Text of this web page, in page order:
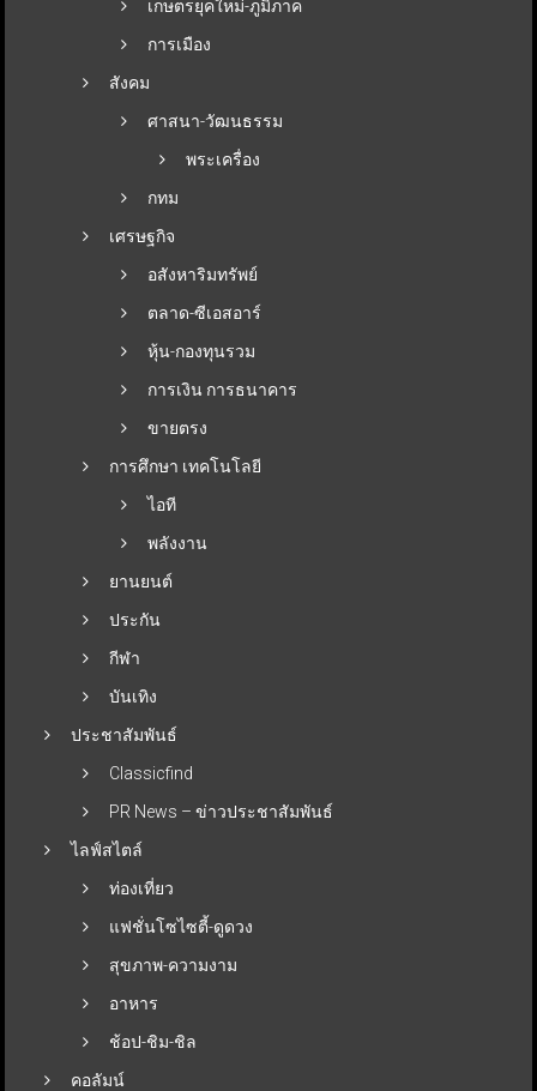
เกษตรยุคใหม่-ภูมิภาค
การเมือง
สังคม
ศาสนา-วัฒนธรรม
พระเครื่อง
กทม
เศรษฐกิจ
อสังหาริมทรัพย์
ตลาด-ซีเอสอาร์
หุ้น-กองทุนรวม
การเงิน การธนาคาร
ขายตรง
การศึกษา เทคโนโลยี
ไอที
พลังงาน
ยานยนต์
ประกัน
กีฬา
บันเทิง
ประชาสัมพันธ์
Classicfind
PR News – ข่าวประชาสัมพันธ์
ไลฟ์สไตล์
ท่องเที่ยว
แฟชั่นโซไซตี้-ดูดวง
สุขภาพ-ความงาม
อาหาร
ช้อป-ชิม-ชิล
คอลัมน์